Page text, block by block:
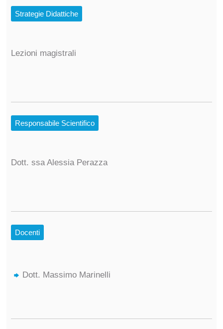
Strategie Didattiche
Lezioni magistrali
Responsabile Scientifico
Dott. ssa Alessia Perazza
Docenti
Dott. Massimo Marinelli